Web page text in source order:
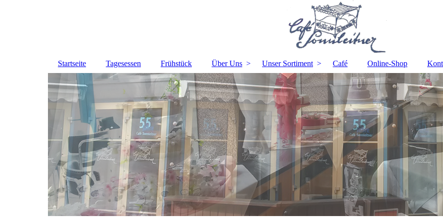
Startseite Tagesessen Frühstück Über Uns Unser Sortiment Café Online-Shop